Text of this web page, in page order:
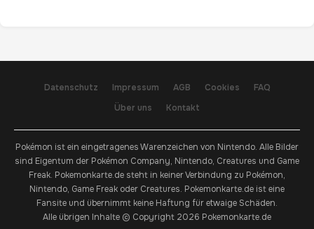
Datenschutz Impressum AGB Cookies
FAQ
Über uns
Kontakt
Pokémon ist ein eingetragenes Warenzeichen von Nintendo. Alle Bilder
sind Eigentum der Pokémon Company, Nintendo, Creatures und Game
Freak. Pokemonkarte.de steht in keiner Verbindung zu Pokémon,
Nintendo, Game Freak oder Creatures. Pokemonkarte.de ist eine
Fansite und übernimmt keine Haftung für etwaige Schäden.
Alle übrigen Inhalte © Copyright 2026 Pokemonkarte.de